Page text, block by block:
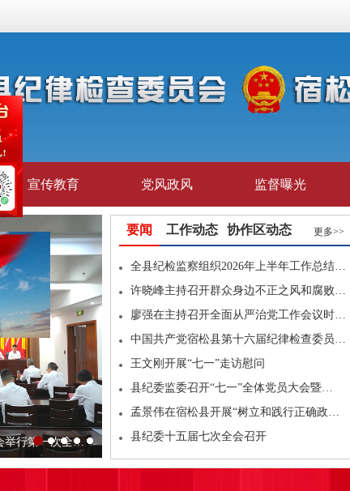
宣传教育 党风政风 监督曝光
举行第一次全… “纪法同堂”凝共识 正风肃纪聚合力
要闻 工作动态 协作区动态 更多>>
全县纪检监察组织2026年上半年工作总结…
许晓峰主持召开群众身边不正之风和腐败…
廖强在主持召开全面从严治党工作会议时…
中国共产党宿松县第十六届纪律检查委员…
王文刚开展“七一”走访慰问
县纪委监委召开“七一”全体党员大会暨…
孟景伟在宿松县开展“树立和践行正确政…
县纪委十五届七次全会召开